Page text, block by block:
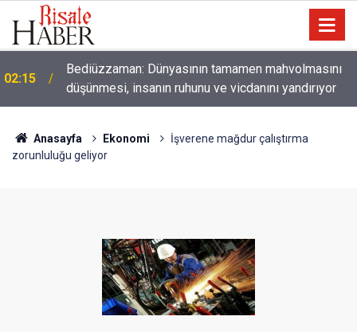
02:15
Bediüzzaman: Dünyasının tamamen mahvolmasını
düşünmesi, insanın ruhunu ve vicdanını yandırıyor
01:45
Paçalarını yerde sürünmeyecek şekilde yukarıda tut
Anasayfa Ekonomi
İşverene mağdur çalıştırma
zorunluluğu geliyor